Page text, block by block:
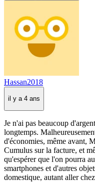
Hassan2018
il y a 4 ans
Je n'ai pas beaucoup
longtemps.
d'économies, même avant,
Cumulus sur la facture, et
qu'espérer que l'on pourra
smartphones et d'autres
domestique, autant aller